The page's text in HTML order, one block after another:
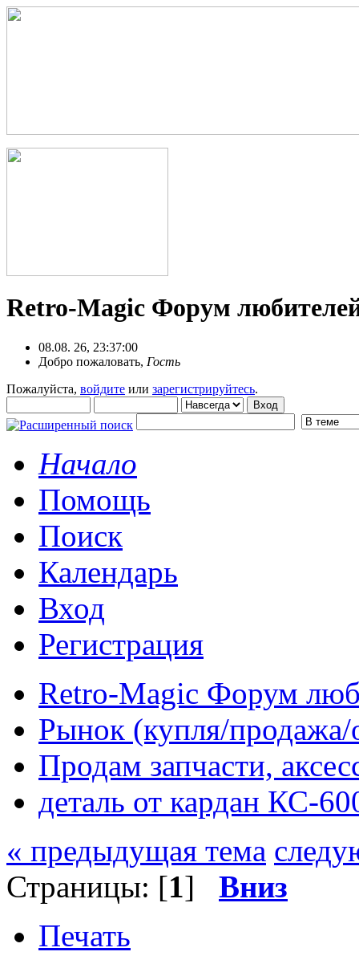
Retro-Magic Форум
08.08. 26, 23:37:00
Добро пожаловать, Гость
Пожалуйста, войдите или зарегистрируйтесь.
Начало
Помощь
Поиск
Календарь
Вход
Регистрация
Retro-Magic Форум
Рынок (купля/продажа/
Продам запчасти,
деталь от кардан КС-
« предыдущая тема
Страницы: [1] Вниз
Печать